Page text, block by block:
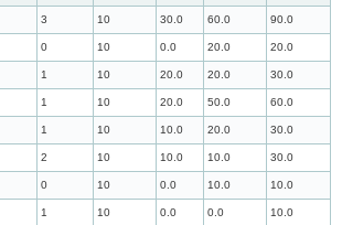
3 10 30.0 60.0 90.0
0 10 0.0 20.0 20.0
1 10 20.0 20.0 30.0
1 10 20.0 50.0 60.0
1 10 10.0 20.0 30.0
2 10 10.0 10.0 30.0
0 10 0.0 10.0 10.0
1 10 0.0 0.0 10.0